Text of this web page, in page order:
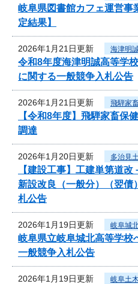
岐阜県図書館カフェ運営事
定結果】
2026年1月21日更新 海津明
令和8年度海津明誠高等学
に関する一般競争入札公告
2026年1月21日更新 飛騨家
【令和8年度】飛騨家畜保
調達
2026年1月20日更新 多治見
【建設工事】工建単第道
新設改良（一般分）（翌債
札公告
2026年1月19日更新 岐阜城
岐阜県立岐阜城北高等学校
一般競争入札公告
2026年1月19日更新 岐阜土